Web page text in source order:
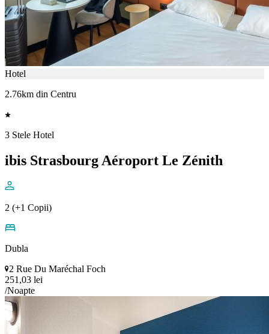
Hotel
2.76km din Centru
3 Stele Hotel
ibis Strasbourg Aéroport Le Zénith
2 (+1 Copii)
Dubla
2 Rue Du Maréchal Foch
251,03 lei
/Noapte